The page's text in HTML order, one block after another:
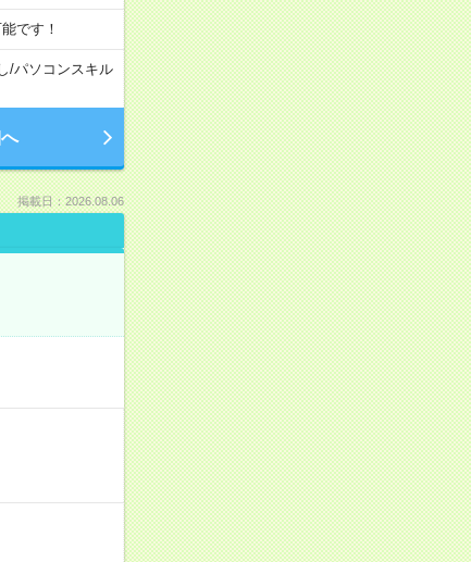
です！
/パソコンスキル
掲載日：2026.08.06